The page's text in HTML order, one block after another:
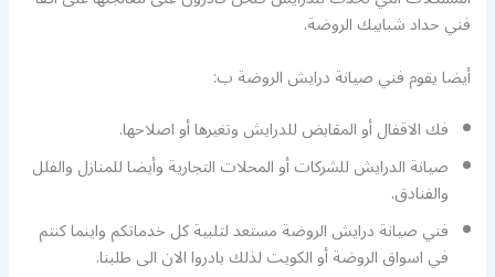
فني حداد شبابيك الروضة.
أيضا يقوم فني صيانة درايش الروضة ب:
فك الاقفال أو المقابض للدرايش وتغيرها أو اصلاحها.
صيانة الدرايش للشركات أو المحلات التجارية وأيضا للمنازل والفلل
والفنادق.
فني صيانة درايش الروضة مستعد لتلبية كل خدماتكم واينما كنتم
في اسواق الروضة أو الكويت لذلك بادروا الان الى طلبنا.